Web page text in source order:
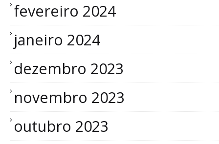
fevereiro 2024
janeiro 2024
dezembro 2023
novembro 2023
outubro 2023